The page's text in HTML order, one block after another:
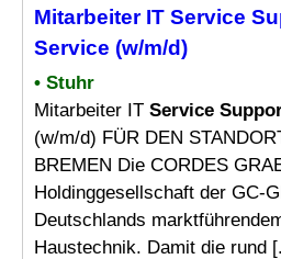
Mitarbeiter IT Service
Service (w/m/d)
• Stuhr
Mitarbeiter IT Service
(w/m/d) FÜR DEN
BREMEN Die CORDES
Holdinggesellschaft der GC-
Deutschlands
Haustechnik. Damit die rund